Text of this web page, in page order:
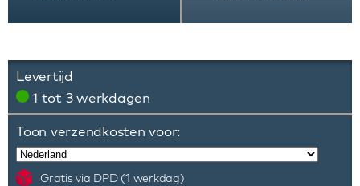
Levertijd
1 tot 3 werkdagen
Toon verzendkosten voor:
Gratis via DPD (1 werkdag)